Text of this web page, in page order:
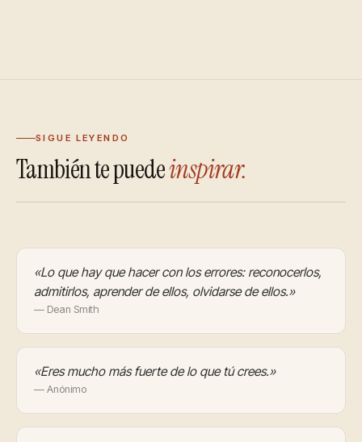
SIGUE LEYENDO
También te puedeinspirar.
«Lo que hay que hacer con los errores: reconocerlos,
admitirlos, aprender de ellos, olvidarse de ellos.»
— Dean Smith
«Eres mucho más fuerte de lo que tú crees.»
— Anónimo